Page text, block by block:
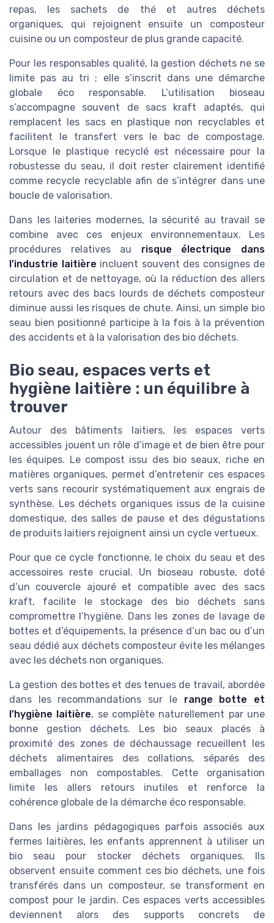
repas, les sachets de thé et autres déchets
organiques, qui rejoignent ensuite un composteur
cuisine ou un composteur de plus grande capacité.
Pour les responsables qualité, la gestion déchets ne se
limite pas au tri ; elle s’inscrit dans une démarche
globale éco responsable. L’utilisation bioseau
s’accompagne souvent de sacs kraft adaptés, qui
remplacent les sacs en plastique non recyclables et
facilitent le transfert vers le bac de compostage.
Lorsque le plastique recyclé est nécessaire pour la
robustesse du seau, il doit rester clairement identifié
comme recycle recyclable afin de s’intégrer dans une
boucle de valorisation.
Dans les laiteries modernes, la sécurité au travail se
combine avec ces enjeux environnementaux. Les
procédures relatives au risque électrique dans
l’industrie laitière incluent souvent des consignes de
circulation et de nettoyage, où la réduction des allers
retours avec des bacs lourds de déchets composteur
diminue aussi les risques de chute. Ainsi, un simple bio
seau bien positionné participe à la fois à la prévention
des accidents et à la valorisation des bio déchets.
Bio seau, espaces verts et
hygiène laitière : un équilibre à
trouver
Autour des bâtiments laitiers, les espaces verts
accessibles jouent un rôle d’image et de bien être pour
les équipes. Le compost issu des bio seaux, riche en
matières organiques, permet d’entretenir ces espaces
verts sans recourir systématiquement aux engrais de
synthèse. Les déchets organiques issus de la cuisine
domestique, des salles de pause et des dégustations
de produits laitiers rejoignent ainsi un cycle vertueux.
Pour que ce cycle fonctionne, le choix du seau et des
accessoires reste crucial. Un bioseau robuste, doté
d’un couvercle ajouré et compatible avec des sacs
kraft, facilite le stockage des bio déchets sans
compromettre l’hygiène. Dans les zones de lavage de
bottes et d’équipements, la présence d’un bac ou d’un
seau dédié aux déchets composteur évite les mélanges
avec les déchets non organiques.
La gestion des bottes et des tenues de travail, abordée
dans les recommandations sur le range botte et
l’hygiène laitière, se complète naturellement par une
bonne gestion déchets. Les bio seaux placés à
proximité des zones de déchaussage recueillent les
déchets alimentaires des collations, séparés des
emballages non compostables. Cette organisation
limite les allers retours inutiles et renforce la
cohérence globale de la démarche éco responsable.
Dans les jardins pédagogiques parfois associés aux
fermes laitières, les enfants apprennent à utiliser un
bio seau pour stocker déchets organiques. Ils
observent ensuite comment ces bio déchets, une fois
transférés dans un composteur, se transforment en
compost pour le jardin. Ces espaces verts accessibles
deviennent alors des supports concrets de